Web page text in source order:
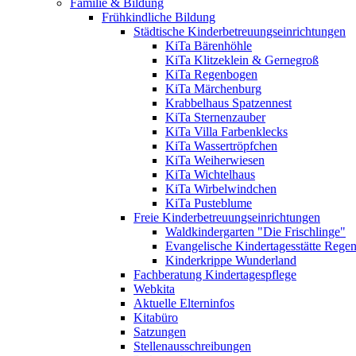
Familie & Bildung
Frühkindliche Bildung
Städtische Kinderbetreuungseinrichtungen
KiTa Bärenhöhle
KiTa Klitzeklein & Gernegroß
KiTa Regenbogen
KiTa Märchenburg
Krabbelhaus Spatzennest
KiTa Sternenzauber
KiTa Villa Farbenklecks
KiTa Wassertröpfchen
KiTa Weiherwiesen
KiTa Wichtelhaus
KiTa Wirbelwindchen
KiTa Pusteblume
Freie Kinderbetreuungseinrichtungen
Waldkindergarten "Die Frischlinge"
Evangelische Kindertagesstätte
Kinderkrippe Wunderland
Fachberatung Kindertagespflege
Webkita
Aktuelle Elterninfos
Kitabüro
Satzungen
Stellenausschreibungen